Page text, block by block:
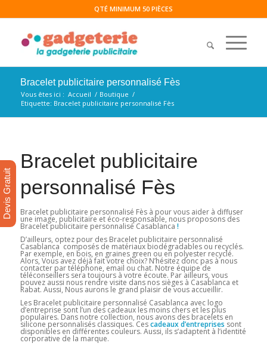
QTÉ MINIMUM 50 PIÈCES
Bracelet publicitaire personnalisé Fès
Vous êtes ici : Accueil / Boutique /
Etiquette: Bracelet publicitaire personnalisé Fès
Bracelet publicitaire
personnalisé Fès
Bracelet publicitaire personnalisé Fès à pour vous aider à diffuser
une image, publicitaire et éco-responsable, nous proposons des
Bracelet publicitaire personnalisé Casablanca !
D’ailleurs, optez pour des Bracelet publicitaire personnalisé
Casablanca composés de matériaux biodégradables ou recyclés.
Par exemple, en bois, en graines green ou en polyester recyclé.
Alors, Vous avez déjà fait votre choix? N’hésitez donc pas à nous
contacter par téléphone, email ou chat. Notre équipe de
téléconseillers sera toujours à votre écoute. Par ailleurs, vous
pouvez aussi nous rendre visite dans nos sièges à Casablanca et
Rabat. Aussi, Nous aurons le grand plaisir de vous accueillir.
Les Bracelet publicitaire personnalisé Casablanca avec logo
d’entreprise sont l’un des cadeaux les moins chers et les plus
populaires. Dans notre collection, nous avons des bracelets en
silicone personnalisés classiques. Cescadeaux d’entreprises sont
disponibles en différentes couleurs. Aussi, ils s’adaptent à l’identité
corporative de la marque.
Devis Gratuit